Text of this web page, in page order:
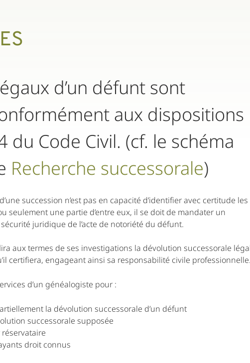
d’un défunt sont
aux dispositions
du Code Civil. (cf. le schéma
Recherche successorale)
succession n’est pas en capacité d’identifier avec certitude les
seulement une partie d’entre eux, il se doit de mandater un
juridique de l’acte de notoriété du défunt.
aux termes de ses investigations la dévolution successorale
certifiera, engageant ainsi sa responsabilité civile professionnelle.
d’un généalogiste pour :
la dévolution successorale d’un défunt
successorale supposée
réservataire
droit connus